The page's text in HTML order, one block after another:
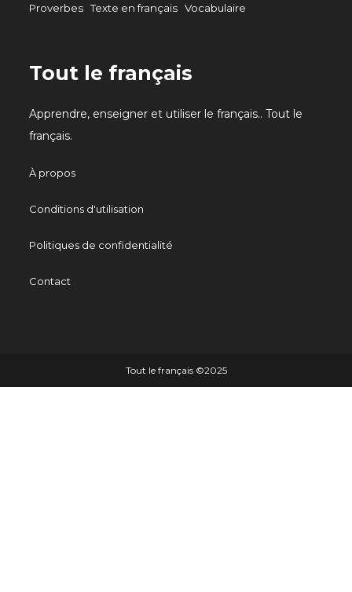
Proverbes Texte en français Vocabulaire
Tout le français
Apprendre, enseigner et utiliser le français.. Tout le
français.
À propos
Conditions d'utilisation
Politiques de confidentialité
Contact
Tout le français ©️2025